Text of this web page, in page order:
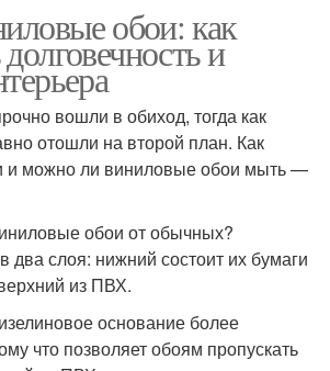
обои: как
и
вошли в обиход, тогда как
отошли на второй план. Как
и можно ли виниловые обои мыть —
обои от обычных?
два слоя: нижний состоит их бумаги
из ПВХ.
основание более
что позволяет обоям пропускать